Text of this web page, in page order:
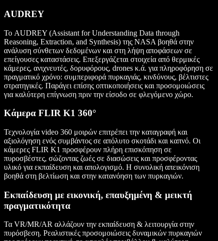
AUDREY
Το AUDREY (Assistant for Understanding Data through
Reasoning, Extraction, and Synthesis) της NASA βοηθά στην
ανάλυση σύνθετων δεδομένων και στη λήψη αποφάσεων σε
επείγουσες καταστάσεις. Επεξεργάζεται στοιχεία από θερμικές
κάμερες, ανιχνευτές, δορυφόρους, drones κ.ά. για πληροφόρηση σε
πραγματικό χρόνο: συμπεριφορά πυρκαγιάς, κινδύνους, βέλτιστες
στρατηγικές. Παράγει επίσης οπτικοποιήσεις και προσομοιώσεις
για καλύτερη επίγνωση πριν την είσοδο σε φλεγόμενο χώρο.
Κάμερα FLIR K1 360°
Τεχνολογία video 360 μοιρών επιτρέπει την καταγραφή και
αξιολόγηση ενός συμβάντος σε απόλυτο σκοτάδι και καπνό. Οι
κάμερες FLIR K1 προσφέρουν πλήρη επισκόπηση σε
πυροσβέστες, σώζοντας ζωές σε διασώσεις και προσφέροντας
υλικό για εκπαίδευση και απολογισμό. Η συνολική απεικόνιση
βοηθά στη βελτίωση και στην κατανόηση των πυρκαγιών.
Εκπαίδευση με εικονική, επαυξημένη & μεικτή
πραγματικότητα
Τα VR/MR/AR αλλάζουν την εκπαίδευση & λειτουργία στην
πυρόσβεση. Ρεαλιστικές προσομοιώσεις δυναμικών πυρκαγιών